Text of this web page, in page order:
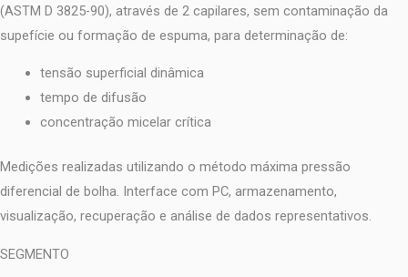
(ASTM D 3825-90), através de 2 capilares, sem contaminação da
supefície ou formação de espuma, para determinação de:
tensão superficial dinâmica
tempo de difusão
concentração micelar crítica
Medições realizadas utilizando o método máxima pressão
diferencial de bolha. Interface com PC, armazenamento,
visualização, recuperação e análise de dados representativos.
SEGMENTO